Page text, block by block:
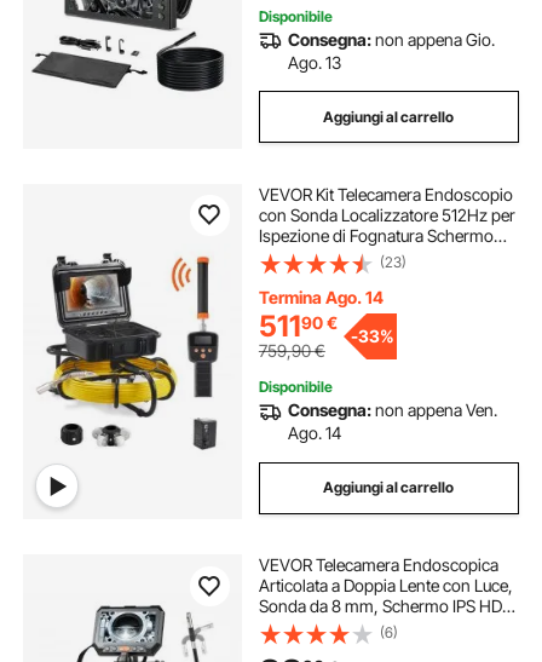
Disponibile
Consegna:non appena Gio.
Ago. 13
Aggiungi al carrello
VEVOR Kit Telecamera Endoscopio
con Sonda Localizzatore 512Hz per
Ispezione di Fognatura Schermo
LCD Colorata 9 Pollici Cavo 50m,
Telecamera Ispezione Sonda
Portatile per Tubi Angolazione
Visiva 130°
(23)
Termina Ago. 14
51190€
759,90€
-33%
Disponibile
Consegna:non appena Ven.
Ago. 14
Aggiungi al carrello
VEVOR Telecamera Endoscopica
Articolata a Doppia Lente con Luce,
Sonda da 8 mm, Schermo IPS HD
da 5'', Funzione Schermo Diviso,
Zoom 8x, Cavo Impermeabile IP67
(6)